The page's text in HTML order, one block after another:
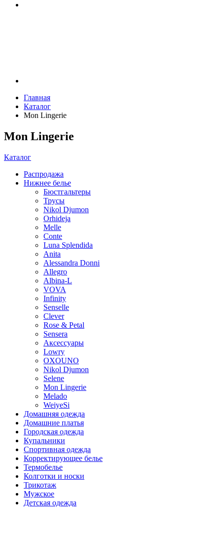
Главная
Каталог
Mon Lingerie
Mon Lingerie
Каталог
Распродажа
Нижнее белье
Бюстгальтеры
Трусы
Nikol Djumon
Orhideja
Melle
Conte
Luna Splendida
Anita
Alessandra Donni
Allegro
Albina-L
VOVA
Infinity
Senselle
Clever
Rose & Petal
Sensera
Аксессуары
Lowry
OXOUNO
Nikol Djumon
Selene
Mon Lingerie
Melado
WeiyeSi
Домашняя одежда
Домашние платья
Городская одежда
Купальники
Спортивная одежда
Корректирующее белье
Термобелье
Колготки и носки
Трикотаж
Мужское
Детская одежда